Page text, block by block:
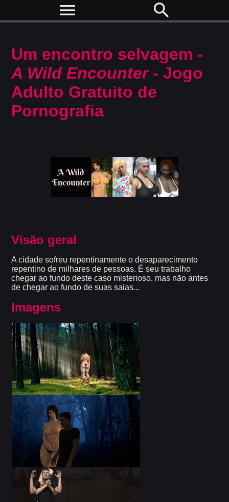
menu search
Um encontro selvagem -
A Wild Encounter- Jogo
Adulto Gratuito de
Pornografia
Visão geral
A cidade sofreu repentinamente o desaparecimento
repentino de milhares de pessoas. É seu trabalho
chegar ao fundo deste caso misterioso, mas não antes
de chegar ao fundo de suas saias...
Imagens